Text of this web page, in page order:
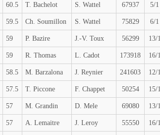
60.5 T. Bachelot S. Wattel 67937 5/1
59.5 Ch. Soumillon S. Wattel 75829 6/1
59 P. Bazire J.-V. Toux 56299 13/1
59 R. Thomas L. Cadot 173918 16/1
58.5 M. Barzalona J. Reynier 241603 12/1
57.5 T. Piccone F. Chappet 50254 15/1
57 M. Grandin D. Mele 69080 13/1
57 A. Lemaitre J. Leroy 55550 16/1